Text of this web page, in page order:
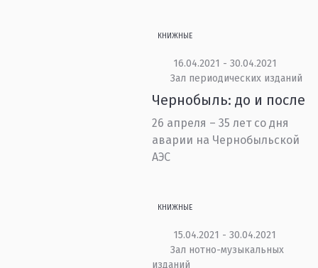
КНИЖНЫЕ
16.04.2021 - 30.04.2021
Зал периодических изданий
Чернобыль: до и после
26 апреля – 35 лет со дня
аварии на Чернобыльской
АЭС
КНИЖНЫЕ
15.04.2021 - 30.04.2021
Зал нотно-музыкальных
изданий